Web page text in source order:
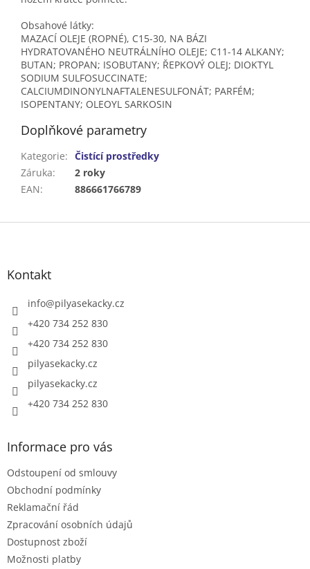
Obsahové látky:
MAZACÍ OLEJE (ROPNÉ), C15-30, NA BÁZI
HYDRATOVANÉHO NEUTRÁLNÍHO OLEJE; C11-14 ALKANY;
BUTAN; PROPAN; ISOBUTANY; ŘEPKOVÝ OLEJ; DIOKTYL
SODIUM SULFOSUCCINATE;
CALCIUMDINONYLNAFTALENESULFONÁT; PARFÉM;
ISOPENTANY; OLEOYL SARKOSIN
Doplňkové parametry
Kategorie: Čistící prostředky
Záruka:
2 roky
EAN: 886661766789
Z
Kontakt
info@pilyasekacky.cz
+420 734 252 830
+420 734 252 830
pilyasekacky.cz
pilyasekacky.cz
+420 734 252 830
Informace pro vás
Odstoupení od smlouvy
Obchodní podmínky
Reklamační řád
Zpracování osobních údajů
Dostupnost zboží
Možnosti platby